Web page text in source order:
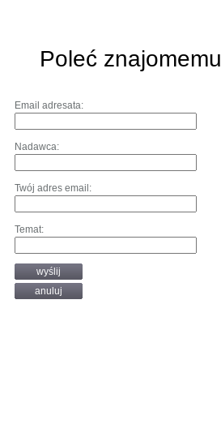
Poleć znajomemu
Email adresata:
Nadawca:
Twój adres email:
Temat:
wyślij
anuluj